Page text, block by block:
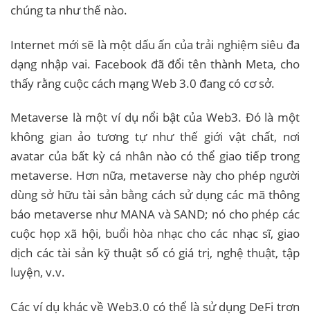
chúng ta như thế nào.
Internet mới sẽ là một dấu ấn của trải nghiệm siêu đa
dạng nhập vai. Facebook đã đổi tên thành Meta, cho
thấy rằng cuộc cách mạng Web 3.0 đang có cơ sở.
Metaverse là một ví dụ nổi bật của Web3. Đó là một
không gian ảo tương tự như thế giới vật chất, nơi
avatar của bất kỳ cá nhân nào có thể giao tiếp trong
metaverse. Hơn nữa, metaverse này cho phép người
dùng sở hữu tài sản bằng cách sử dụng các mã thông
báo metaverse như MANA và SAND; nó cho phép các
cuộc họp xã hội, buổi hòa nhạc cho các nhạc sĩ, giao
dịch các tài sản kỹ thuật số có giá trị, nghệ thuật, tập
luyện, v.v.
Các ví dụ khác về Web3.0 có thể là sử dụng DeFi trơn